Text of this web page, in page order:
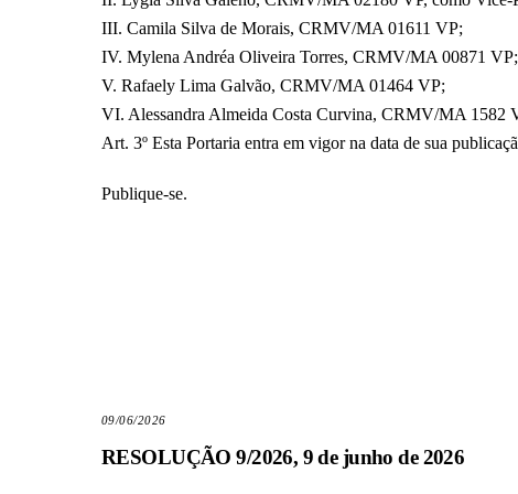
III. Camila Silva de Morais, CRMV/MA 01611 VP;
IV. Mylena Andréa Oliveira Torres, CRMV/MA 00871 VP;
V. Rafaely Lima Galvão, CRMV/MA 01464 VP;
VI. Alessandra Almeida Costa Curvina, CRMV/MA 1582
Art. 3º Esta Portaria entra em vigor na data de sua
Publique-se.
09/06/2026
RESOLUÇÃO 9/2026, 9 de junho de 2026